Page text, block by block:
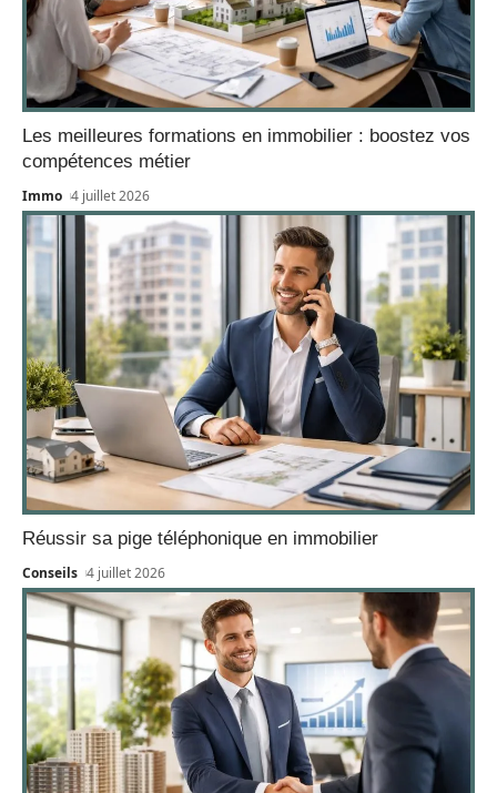
Les meilleures formations en immobilier : boostez vos
compétences métier
Immo 4 juillet 2026
Réussir sa pige téléphonique en immobilier
Conseils 4 juillet 2026